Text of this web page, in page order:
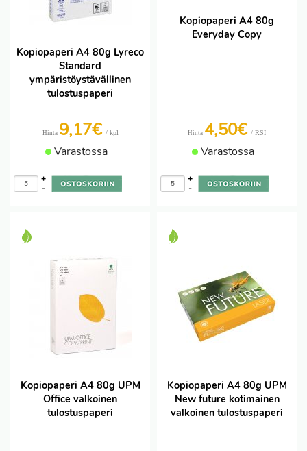
Kopiopaperi A4 80g Lyreco
Standard
ympäristöystävällinen
tulostuspaperi
Hinta 9,17€ / kpl
Varastossa
-
+
Kopiopaperi A4 80g
Everyday Copy
Hinta 4,50€ / RSI
Varastossa
-
+
Kopiopaperi A4 80g UPM
Office valkoinen
tulostuspaperi
Kopiopaperi A4 80g UPM
New future kotimainen
valkoinen tulostuspaperi